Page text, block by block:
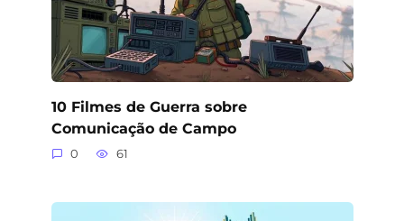
10 Filmes de Guerra sobre
Comunicação de Campo
0 61